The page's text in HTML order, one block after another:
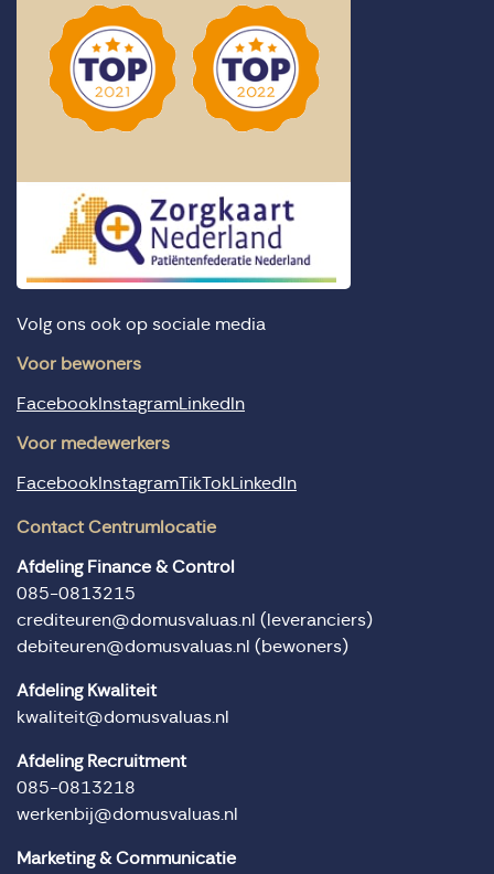
Volg ons ook op sociale media
Voor bewoners
Facebook Instagram LinkedIn
Voor medewerkers
Facebook InstagramTikTok LinkedIn
Contact Centrumlocatie
Afdeling Finance & Control
085-0813215
crediteuren@domusvaluas.nl (leveranciers)
debiteuren@domusvaluas.nl (bewoners)
Afdeling Kwaliteit
kwaliteit@domusvaluas.nl
Afdeling Recruitment
085-0813218
werkenbij@domusvaluas.nl
Marketing & Communicatie